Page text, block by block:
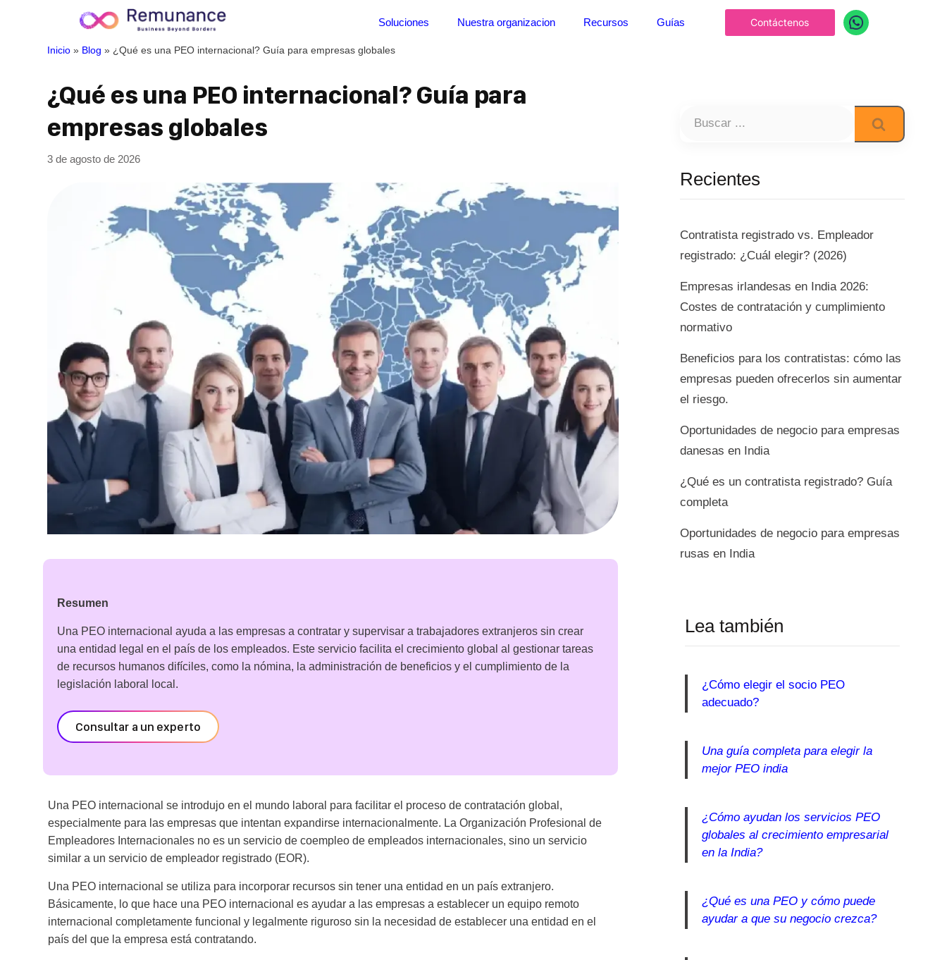
Soluciones Nuestra organizacion Recursos Guías Contáctenos
Inicio » Blog » ¿Qué es una PEO internacional? Guía para empresas globales
¿Qué es una PEO internacional? Guía para
empresas globales
3 de agosto de 2026
Resumen
Una PEO internacional ayuda a las empresas a contratar y supervisar a trabajadores extranjeros sin crear
una entidad legal en el país de los empleados. Este servicio facilita el crecimiento global al gestionar tareas
de recursos humanos difíciles, como la nómina, la administración de beneficios y el cumplimiento de la
legislación laboral local.
Consultar a un experto
Una PEO internacional se introdujo en el mundo laboral para facilitar el proceso de contratación global,
especialmente para las empresas que intentan expandirse internacionalmente. La Organización Profesional de
Empleadores Internacionales no es un servicio de coempleo de empleados internacionales, sino un servicio
similar a un servicio de empleador registrado (EOR).
Una PEO internacional se utiliza para incorporar recursos sin tener una entidad en un país extranjero.
Básicamente, lo que hace una PEO internacional es ayudar a las empresas a establecer un equipo remoto
internacional completamente funcional y legalmente riguroso sin la necesidad de establecer una entidad en el
país del que la empresa está contratando.
Recientes
Contratista registrado vs. Empleador
registrado: ¿Cuál elegir? (2026)
Empresas irlandesas en India 2026:
Costes de contratación y cumplimiento
normativo
Beneficios para los contratistas: cómo las
empresas pueden ofrecerlos sin aumentar
el riesgo.
Oportunidades de negocio para empresas
danesas en India
¿Qué es un contratista registrado? Guía
completa
Oportunidades de negocio para empresas
rusas en India
Lea también
¿Cómo elegir el socio PEO
adecuado?
Una guía completa para elegir la
mejor PEO india
¿Cómo ayudan los servicios PEO
globales al crecimiento empresarial
en la India?
¿Qué es una PEO y cómo puede
ayudar a que su negocio crezca?